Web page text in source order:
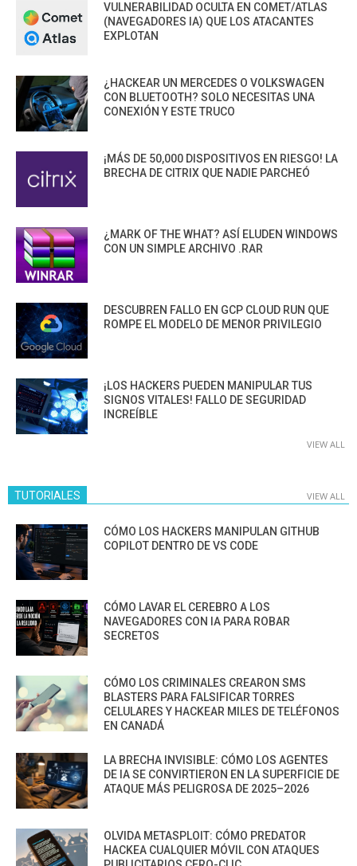
VULNERABILIDAD OCULTA EN COMET/ATLAS
(NAVEGADORES IA) QUE LOS ATACANTES
EXPLOTAN
¿HACKEAR UN MERCEDES O VOLKSWAGEN
CON BLUETOOTH? SOLO NECESITAS UNA
CONEXIÓN Y ESTE TRUCO
¡MÁS DE 50,000 DISPOSITIVOS EN RIESGO! LA
BRECHA DE CITRIX QUE NADIE PARCHEÓ
¿MARK OF THE WHAT? ASÍ ELUDEN WINDOWS
CON UN SIMPLE ARCHIVO .RAR
DESCUBREN FALLO EN GCP CLOUD RUN QUE
ROMPE EL MODELO DE MENOR PRIVILEGIO
¡LOS HACKERS PUEDEN MANIPULAR TUS
SIGNOS VITALES! FALLO DE SEGURIDAD
INCREÍBLE
VIEW ALL
TUTORIALES VIEW ALL
CÓMO LOS HACKERS MANIPULAN GITHUB
COPILOT DENTRO DE VS CODE
CÓMO LAVAR EL CEREBRO A LOS
NAVEGADORES CON IA PARA ROBAR
SECRETOS
CÓMO LOS CRIMINALES CREARON SMS
BLASTERS PARA FALSIFICAR TORRES
CELULARES Y HACKEAR MILES DE TELÉFONOS
EN CANADÁ
LA BRECHA INVISIBLE: CÓMO LOS AGENTES
DE IA SE CONVIRTIERON EN LA SUPERFICIE DE
ATAQUE MÁS PELIGROSA DE 2025–2026
OLVIDA METASPLOIT: CÓMO PREDATOR
HACKEA CUALQUIER MÓVIL CON ATAQUES